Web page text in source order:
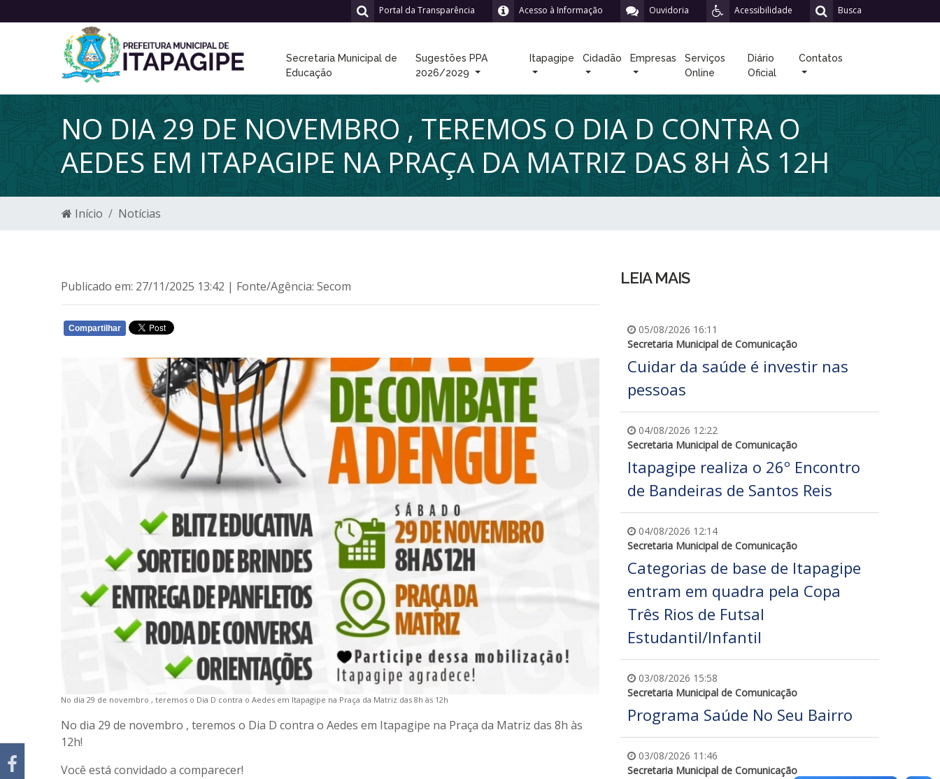
Busca
Acessibilidade
Ouvidoria
Acesso à Informação
Portal da Transparência
Secretaria Municipal de
Educação
Sugestões PPA
2026/2029
Itapagipe Cidadão Empresas
Serviços
Online
Diário
Oficial
Contatos
NO DIA 29 DE NOVEMBRO , TEREMOS O DIA D CONTRA O
AEDES EM ITAPAGIPE NA PRAÇA DA MATRIZ DAS 8H ÀS 12H
Início Notícias
Publicado em: 27/11/2025 13:42 | Fonte/Agência: Secom
Compartilhar
No dia 29 de novembro , teremos o Dia D contra o Aedes em Itapagipe na Praça da Matriz das 8h às 12h
No dia 29 de novembro , teremos o Dia D contra o Aedes em Itapagipe na Praça da Matriz das 8h às
12h!
Você está convidado a comparecer!
LEIA MAIS
05/08/2026 16:11
Secretaria Municipal de Comunicação
Cuidar da saúde é investir nas
pessoas
04/08/2026 12:22
Secretaria Municipal de Comunicação
Itapagipe realiza o 26º Encontro
de Bandeiras de Santos Reis
04/08/2026 12:14
Secretaria Municipal de Comunicação
Categorias de base de Itapagipe
entram em quadra pela Copa
Três Rios de Futsal
Estudantil/Infantil
03/08/2026 15:58
Secretaria Municipal de Comunicação
Programa Saúde No Seu Bairro
03/08/2026 11:46
Secretaria Municipal de Comunicação